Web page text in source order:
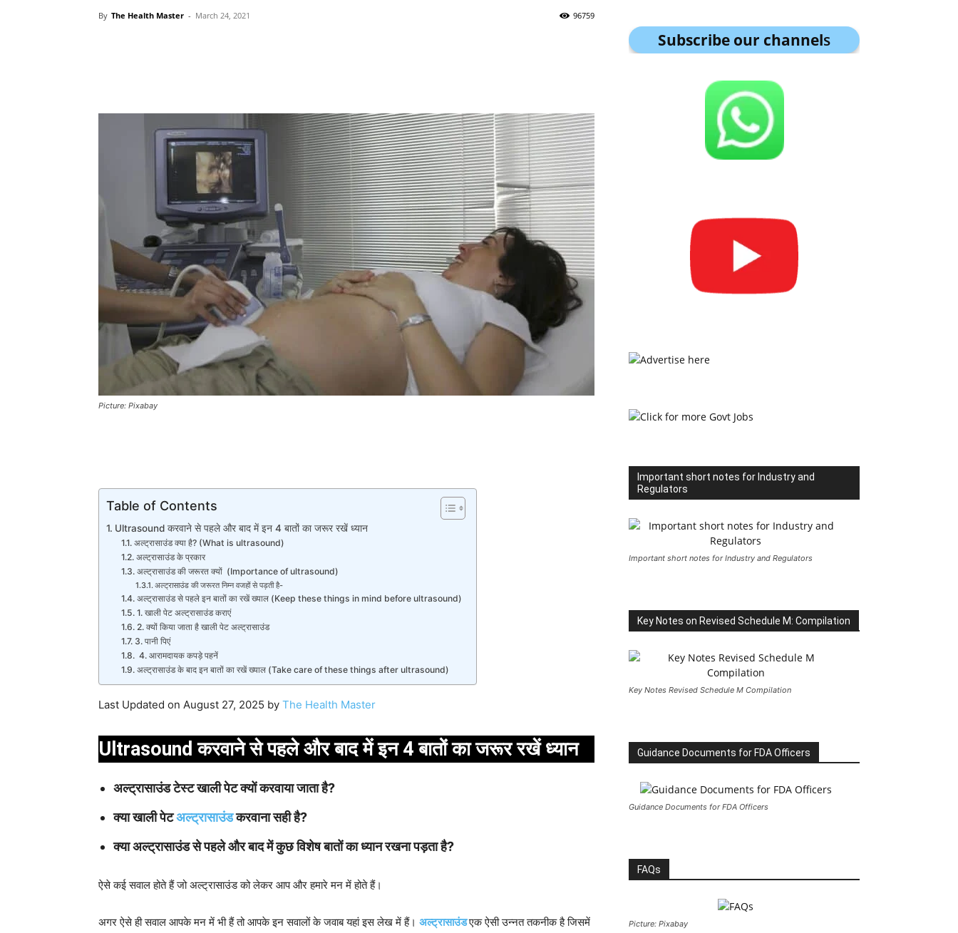
By The Health Master - March 24, 2021 96759
Picture: Pixabay
Table of Contents
Ultrasound करवाने से पहले और बाद में इन 4 बातों का जरूर रखें ध्यान
अल्ट्रासाउंड क्या है? (What is ultrasound)
अल्ट्रासाउंड के प्रकार
अल्ट्रासाउंड की जरूरत क्यों (Importance of ultrasound)
अल्ट्रासाउंड की जरूरत निम्न वजहों से पड़ती है-
अल्ट्रासाउंड से पहले इन बातों का रखें ख्याल (Keep these things in mind before ultrasound)
1. खाली पेट अल्ट्रासाउंड कराएं
2. क्यों किया जाता है खाली पेट अल्ट्रासाउंड
3. पानी पिएं
4. आरामदायक कपड़े पहनें
अल्ट्रासाउंड के बाद इन बातों का रखें ख्याल (Take care of these things after ultrasound)
Last Updated on August 27, 2025 by The Health Master
Ultrasound करवाने से पहले और बाद में इन 4 बातों का जरूर रखें ध्यान
अल्ट्रासाउंड टेस्ट खाली पेट क्यों करवाया जाता है?
क्या खाली पेटअल्ट्रासाउंडकरवाना सही है?
क्या अल्ट्रासाउंड से पहले और बाद में कुछ विशेष बातों का ध्यान रखना पड़ता है?
ऐसे कई सवाल होते हैं जो अल्ट्रासाउंड को लेकर आप और हमारे मन में होते हैं।
अगर ऐसे ही सवाल आपके मन में भी हैं तो आपके इन सवालों के जवाब यहां इस लेख में हैं। अल्ट्रासाउंडएक ऐसी उन्नत तकनीक है जिसमें
Subscribe our channels
Important short notes for Industry and
Regulators
Important short notes for Industry and Regulators
Key Notes on Revised Schedule M: Compilation
Key Notes Revised Schedule M Compilation
Guidance Documents for FDA Officers
Guidance Documents for FDA Officers
FAQs
Picture: Pixabay